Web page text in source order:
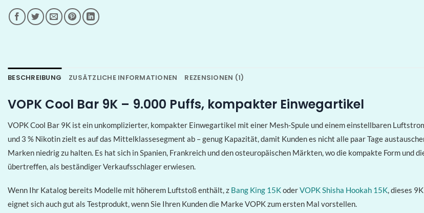
BESCHREIBUNG ZUSÄTZLICHE INFORMATIONEN REZENSIONEN (1)
VOPK Cool Bar 9K – 9.000 Puffs, kompakter Einwegartikel
VOPK Cool Bar 9K ist ein unkomplizierter, kompakter Einwegartikel mit einer Mesh-Spule und einem einstellbaren
und 3 % Nikotin zielt es auf das Mittelklassesegment ab – genug Kapazität, damit Kunden es nicht alle paar Tage
Marken niedrig zu halten. Es hat sich in Spanien, Frankreich und den osteuropäischen Märkten, wo die kompakte Form und
übertreffen, als beständiger Verkaufsschlager erwiesen.
Wenn Ihr Katalog bereits Modelle mit höherem Luftstoß enthält, z Bang King 15KoderVOPK Shisha Hookah 15K, dieses
eignet sich auch gut als Testprodukt, wenn Sie Ihren Kunden die Marke VOPK zum ersten Mal vorstellen.